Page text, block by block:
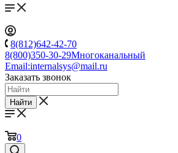
8(812)642-42-70
8(800)350-30-29Многоканальный
Email:internalsys@mail.ru
Заказать звонок
Найти
0